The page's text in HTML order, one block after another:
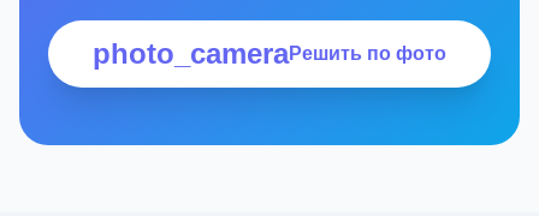
photo_cameraРешить по фото